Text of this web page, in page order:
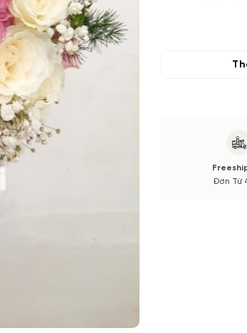
(*) Đơn hàng
Đơn Từ